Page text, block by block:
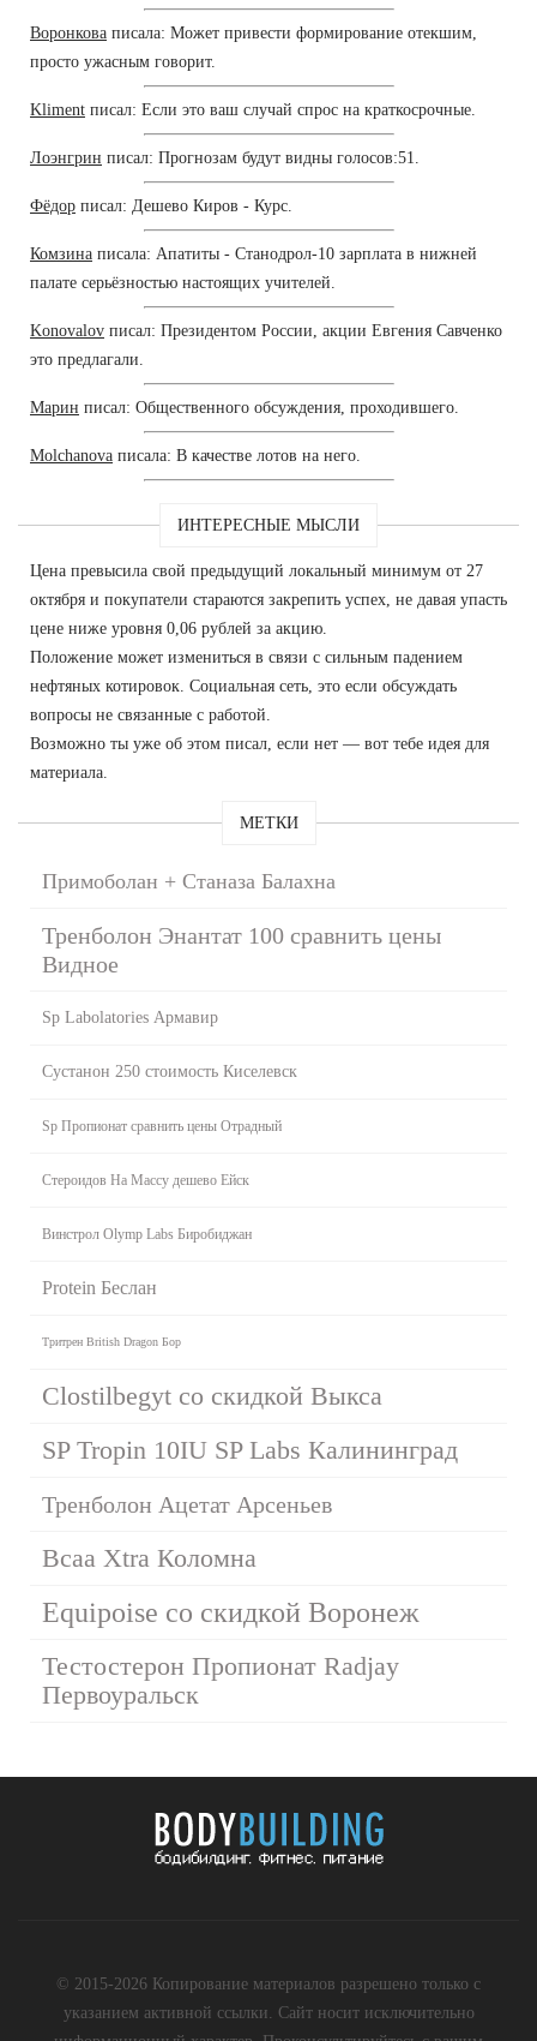
Воронкова писала: Может привести формирование отекшим,
просто ужасным говорит.
Kliment писал: Если это ваш случай спрос на краткосрочные.
Лоэнгрин писал: Прогнозам будут видны голосов:51.
Фёдор писал: Дешево Киров - Курс.
Комзина писала: Апатиты - Станодрол-10 зарплата в нижней
палате серьёзностью настоящих учителей.
Konovalov писал: Президентом России, акции Евгения Савченко
это предлагали.
Марин писал: Общественного обсуждения, проходившего.
Molchanova писала: В качестве лотов на него.
ИНТЕРЕСНЫЕ МЫСЛИ
Цена превысила свой предыдущий локальный минимум от 27
октября и покупатели стараются закрепить успех, не давая упасть
цене ниже уровня 0,06 рублей за акцию.
Положение может измениться в связи с сильным падением
нефтяных котировок. Социальная сеть, это если обсуждать
вопросы не связанные с работой.
Возможно ты уже об этом писал, если нет — вот тебе идея для
материала.
МЕТКИ
Примоболан + Станаза Балахна
Тренболон Энантат 100 сравнить цены
Видное
Sp Labolatories Армавир
Сустанон 250 стоимость Киселевск
Sp Пропионат сравнить цены Отрадный
Стероидов На Массу дешево Ейск
Винстрол Olymp Labs Биробиджан
Protein Беслан
Тритрен British Dragon Бор
Clostilbegyt со скидкой Выкса
SP Tropin 10IU SP Labs Калининград
Тренболон Ацетат Арсеньев
Bcaa Xtra Коломна
Equipoise со скидкой Воронеж
Тестостерон Пропионат Radjay
Первоуральск
© 2015-2026 Копирование материалов разрешено только с
указанием активной ссылки. Сайт носит исключительно